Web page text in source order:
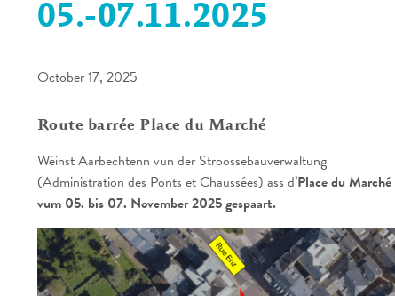
05.-07.11.2025
October 17, 2025
Route barrée Place du Marché
Wéinst Aarbechtenn vun der Stroossebauverwaltung
(Administration des Ponts et Chaussées) ass d’Place du Marché
vum 05. bis 07. November 2025 gespaart.